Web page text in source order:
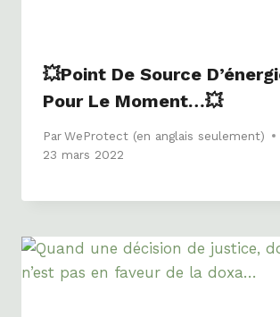
💥Point De Source
Pour Le Moment…💥
ParWeProtect (en anglais seulement)
23 mars 2022